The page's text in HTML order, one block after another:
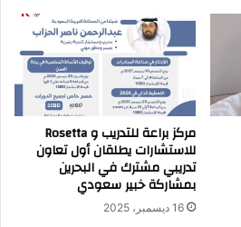
مركز براعة للتدريب و Rosetta
للاستشارات يطلقان أول تعاون
تدريبي مشترك في البحرين
بمشاركة خبير سعودي
16 ديسمبر، 2025